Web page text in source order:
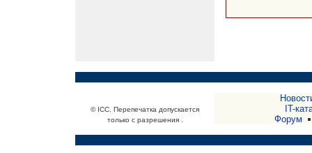
© ICC. Перепечатка допускается
только с разрешения .
IT-
Форум